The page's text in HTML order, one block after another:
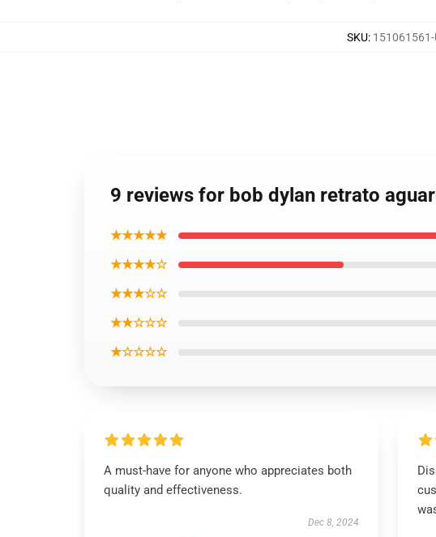
SKU: 151061561-
9 reviews for bob dylan retrato
★★★★★
★★★★☆
★★★☆☆
★★☆☆☆
★☆☆☆☆
A must-have for anyone who appreciates both
quality and effectiveness.
Dec 8, 2024